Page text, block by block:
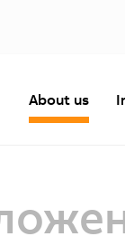
About us